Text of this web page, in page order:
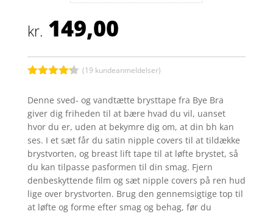
kr. 149,00
ud af 5
baseret
på
kundebedø
mmelser
(19 kundeanmeldelser)
Denne sved- og vandtætte brysttape fra Bye Bra
giver dig friheden til at bære hvad du vil, uanset
hvor du er, uden at bekymre dig om, at din bh kan
ses. I et sæt får du satin nipple covers til at tildække
brystvorten, og breast lift tape til at løfte brystet, så
du kan tilpasse pasformen til din smag. Fjern
denbeskyttende film og sæt nipple covers på ren hud
lige over brystvorten. Brug den gennemsigtige top til
at løfte og forme efter smag og behag, før du